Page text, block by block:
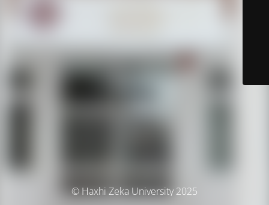
© Haxhi Zeka University 2025